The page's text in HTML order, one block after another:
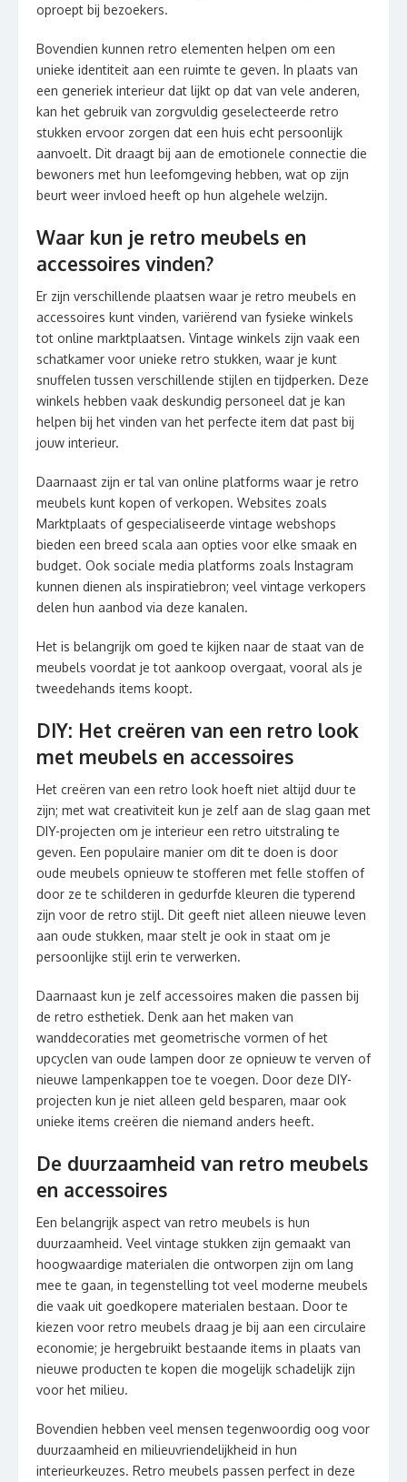
oproept bij bezoekers.
Bovendien kunnen retro elementen helpen om een
unieke identiteit aan een ruimte te geven. In plaats van
een generiek interieur dat lijkt op dat van vele anderen,
kan het gebruik van zorgvuldig geselecteerde retro
stukken ervoor zorgen dat een huis echt persoonlijk
aanvoelt. Dit draagt bij aan de emotionele connectie die
bewoners met hun leefomgeving hebben, wat op zijn
beurt weer invloed heeft op hun algehele welzijn.
Waar kun je retro meubels en
accessoires vinden?
Er zijn verschillende plaatsen waar je retro meubels en
accessoires kunt vinden, variërend van fysieke winkels
tot online marktplaatsen. Vintage winkels zijn vaak een
schatkamer voor unieke retro stukken, waar je kunt
snuffelen tussen verschillende stijlen en tijdperken. Deze
winkels hebben vaak deskundig personeel dat je kan
helpen bij het vinden van het perfecte item dat past bij
jouw interieur.
Daarnaast zijn er tal van online platforms waar je retro
meubels kunt kopen of verkopen. Websites zoals
Marktplaats of gespecialiseerde vintage webshops
bieden een breed scala aan opties voor elke smaak en
budget. Ook sociale media platforms zoals Instagram
kunnen dienen als inspiratiebron; veel vintage verkopers
delen hun aanbod via deze kanalen.
Het is belangrijk om goed te kijken naar de staat van de
meubels voordat je tot aankoop overgaat, vooral als je
tweedehands items koopt.
DIY: Het creëren van een retro look
met meubels en accessoires
Het creëren van een retro look hoeft niet altijd duur te
zijn; met wat creativiteit kun je zelf aan de slag gaan met
DIY-projecten om je interieur een retro uitstraling te
geven. Een populaire manier om dit te doen is door
oude meubels opnieuw te stofferen met felle stoffen of
door ze te schilderen in gedurfde kleuren die typerend
zijn voor de retro stijl. Dit geeft niet alleen nieuwe leven
aan oude stukken, maar stelt je ook in staat om je
persoonlijke stijl erin te verwerken.
Daarnaast kun je zelf accessoires maken die passen bij
de retro esthetiek. Denk aan het maken van
wanddecoraties met geometrische vormen of het
upcyclen van oude lampen door ze opnieuw te verven of
nieuwe lampenkappen toe te voegen. Door deze DIY-
projecten kun je niet alleen geld besparen, maar ook
unieke items creëren die niemand anders heeft.
De duurzaamheid van retro meubels
en accessoires
Een belangrijk aspect van retro meubels is hun
duurzaamheid. Veel vintage stukken zijn gemaakt van
hoogwaardige materialen die ontworpen zijn om lang
mee te gaan, in tegenstelling tot veel moderne meubels
die vaak uit goedkopere materialen bestaan. Door te
kiezen voor retro meubels draag je bij aan een circulaire
economie; je hergebruikt bestaande items in plaats van
nieuwe producten te kopen die mogelijk schadelijk zijn
voor het milieu.
Bovendien hebben veel mensen tegenwoordig oog voor
duurzaamheid en milieuvriendelijkheid in hun
interieurkeuzes. Retro meubels passen perfect in deze